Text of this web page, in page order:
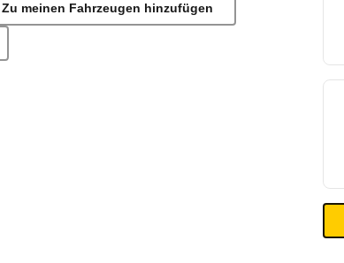
Zu meinen Fahrzeugen hinzufügen